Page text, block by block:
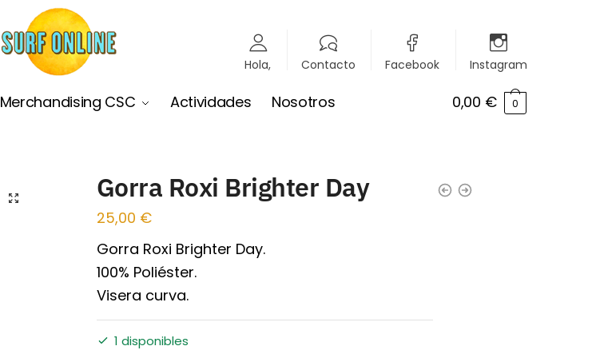
Hola, Contacto Facebook Instagram
Merchandising CSC Actividades Nosotros 0,00 € 0
🔍 Gorra Roxi Brighter Day
25,00 €
Gorra Roxi Brighter Day.
100% Poliéster.
Visera curva.
1 disponibles